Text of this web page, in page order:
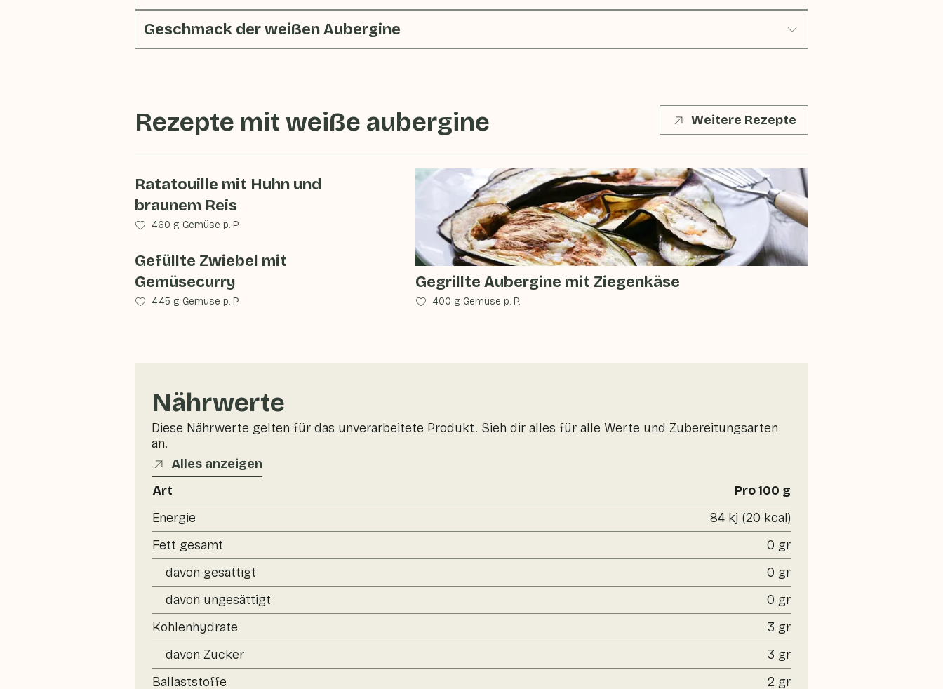
Geschmack der weißen Aubergine
Rezepte mit weiße aubergine Weitere Rezepte
Ratatouille mit Huhn und
braunem Reis
460 g Gemüse p. P.
Gefüllte Zwiebel mit
Gemüsecurry
445 g Gemüse p. P.
Gegrillte Aubergine mit Ziegenkäse
400 g Gemüse p. P.
Nährwerte
Diese Nährwerte gelten für das unverarbeitete Produkt. Sieh dir alles für alle Werte und Zubereitungsarten
an.
Alles anzeigen
Art
Pro 100 g
Energie
84 kj (20 kcal)
Fett gesamt
0 gr
davon gesättigt
0 gr
davon ungesättigt
0 gr
Kohlenhydrate
3 gr
davon Zucker
3 gr
Ballaststoffe
2 gr